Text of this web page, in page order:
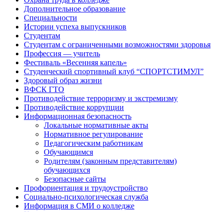
Дополнительное образование
Специальности
Истории успеха выпускников
Студентам
Студентам с ограниченными возможностями здоровья
Профессия — учитель
Фестиваль «Весенняя капель»
Студенческий спортивный клуб “СПОРТСТИМУЛ”
Здоровый образ жизни
ВФСК ГТО
Противодействие терроризму и экстремизму
Противодействие коррупции
Информационная безопасность
Локальные нормативные акты
Нормативное регулирование
Педагогическим работникам
Обучающимся
Родителям (законным представителям)
обучающихся
Безопасные сайты
Профориентация и трудоустройство
Социально-психологическая служба
Информация в СМИ о колледже